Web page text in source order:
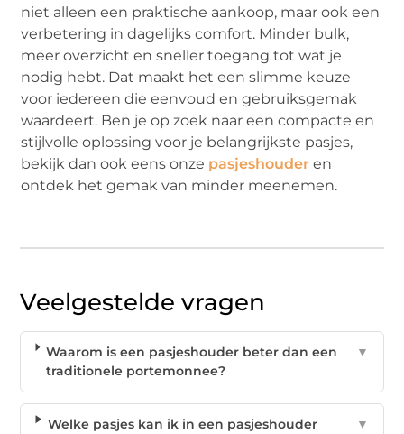
niet alleen een praktische aankoop, maar ook een
verbetering in dagelijks comfort. Minder bulk,
meer overzicht en sneller toegang tot wat je
nodig hebt. Dat maakt het een slimme keuze
voor iedereen die eenvoud en gebruiksgemak
waardeert. Ben je op zoek naar een compacte en
stijlvolle oplossing voor je belangrijkste pasjes,
bekijk dan ook eens onze pasjeshouderen
ontdek het gemak van minder meenemen.
Veelgestelde vragen
Waarom is een pasjeshouder beter dan een
traditionele portemonnee?
▼
Welke pasjes kan ik in een pasjeshouder
▼